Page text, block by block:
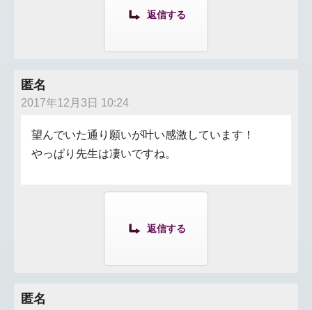
返信する
匿名
2017年12月3日 10:24
望んでいた通り願いが叶い感激しています！
やっぱり先生は凄いですね。
返信する
匿名